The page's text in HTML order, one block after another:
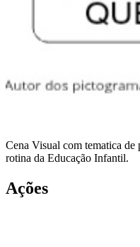
Cena Visual com tematica de
rotina da Educação Infantil.
Ações